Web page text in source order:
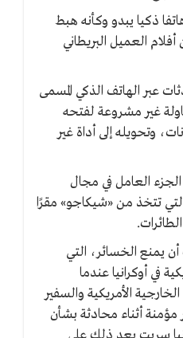
ذكيا يبدو وكأنه هبط
العميل البريطاني
عبر الهاتف الذكي المسمى
غير مشروعة لفتحه
وتحويله إلى أداة غير
الجزء العامل في مجال
تتخذ من «شيكاجو» مقرًا
يمنع الخسائر، التي
في أوكرانيا عندما
الأمريكية والسفير
مؤمنة أثناء محادثة بشأن